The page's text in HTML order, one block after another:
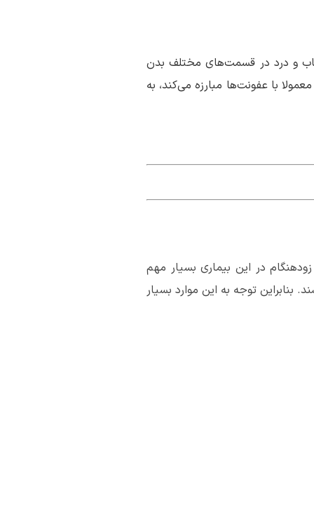
و درد در قسمت‌های مختلف بدن
با عفونت‌ها مبارزه می‌کند، به
در این بیماری بسیار مهم
توجه به این موارد بسیار